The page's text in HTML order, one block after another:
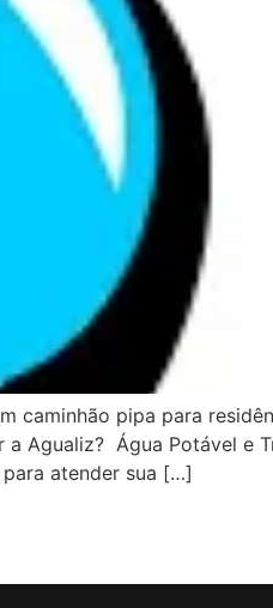
caminhão pipa para
Agualiz? Água Potável e
atender sua […]